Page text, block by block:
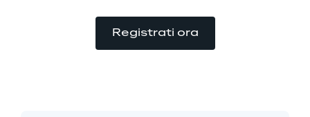
Registrati ora